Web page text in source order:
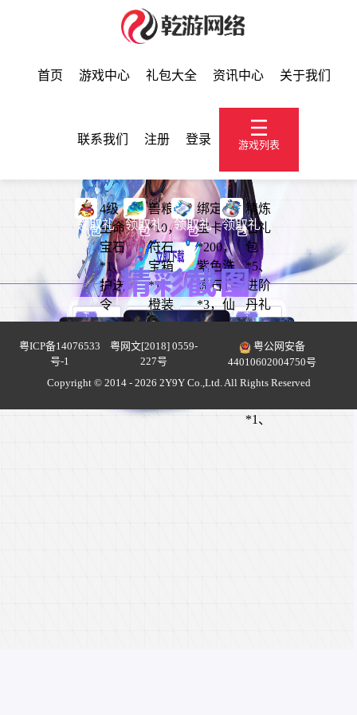
首页 游戏中心 礼包大全 资讯中心 关于我们
联系我们 注册 登录 游戏列表
4级
生命
宝石
*1、
护送
令
*5、
战骑
丹*5
领取礼
包
兽粮
*10，
符石
宝箱
*1，
橙装
礼包
*1，
小家
园币
领取礼
包
绑定元
宝卡
*200，
紫色洗
炼石
*3，仙
锁*5
领取礼
包
精炼
石礼
包
*5、
进阶
丹礼
包
*15、
4级攻
击宝
*1、
领取礼
包
粤ICP备14076533
号-1
粤网文[2018] 0559-
227号
粤公网安备
44010602004750号
Copyright © 2014 - 2026 2Y9Y Co.,Ltd. All Rights Reserved